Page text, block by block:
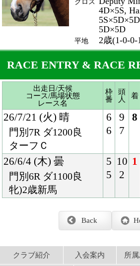
出走日/天候
コース/馬場状態
レース名
騎手
斤量
体重
タイム
(着差)
上り
ターフＣ
6 7
落合
55
466
1:16.6
26/6/4 (木) 曇
牝)2歳新馬
5 10 1 落合
460
Back
クラブ紹介 入会案内 所属馬情報 お
著作権 ファンド
アプリケーションプライバシーポリシー
PCサイト Copyright ©